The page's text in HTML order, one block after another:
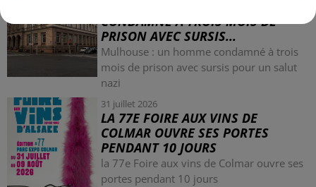
CONDAMNÉ À TROIS MOIS DE
PRISON AVEC SURSIS...
Mulhouse : un homme condamné à trois
mois de prison avec sursis pour un salut
nazi
31 juillet 2026
LA 77E FOIRE AUX VINS DE
COLMAR OUVRE SES PORTES
PENDANT 10 JOURS
la 77e Foire aux vins de Colmar ouvre ses
portes pendant 10 jours